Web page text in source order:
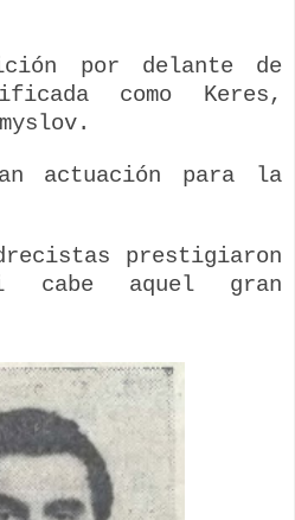
por delante de
como Keres,
.
actuación para la
prestigiaron
cabe aquel gran